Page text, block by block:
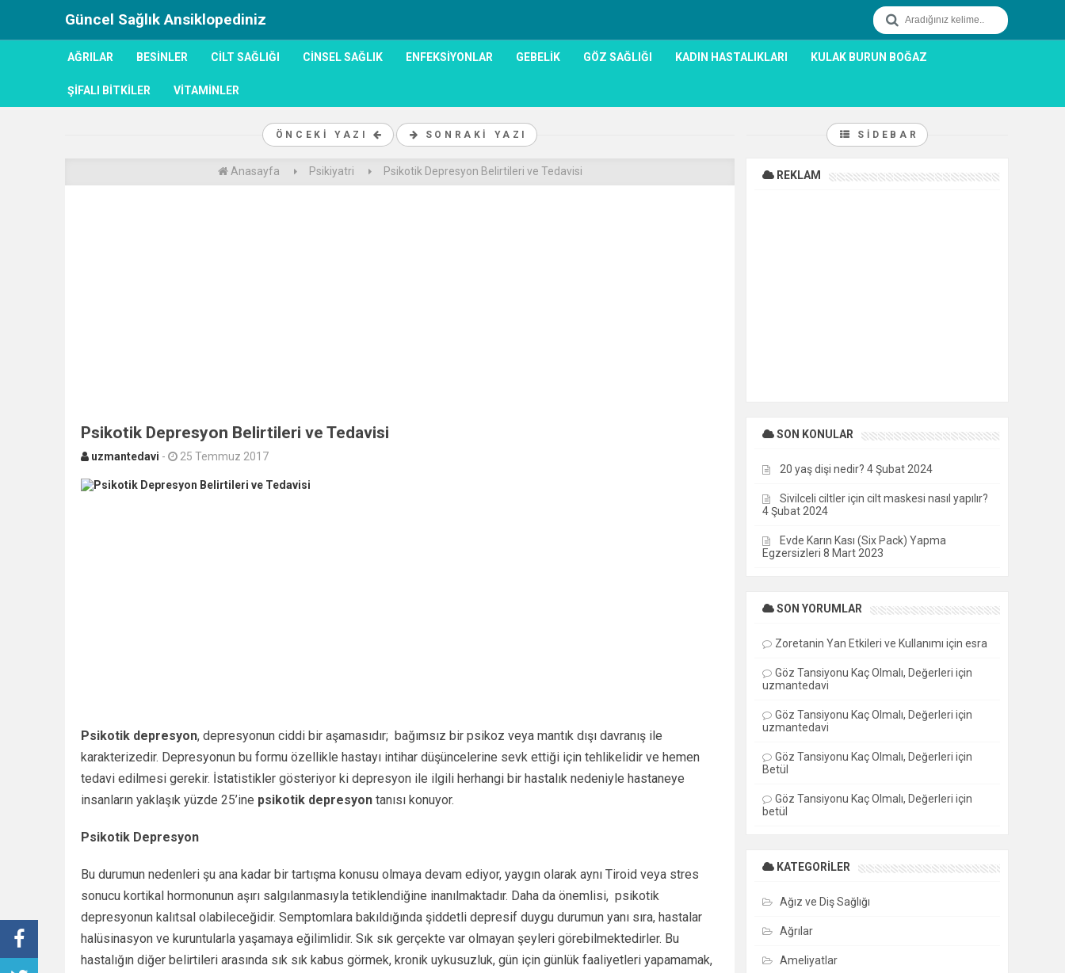
Güncel Sağlık Ansiklopediniz
AĞRILAR BESINLER CILT SAĞLIĞI CINSEL SAĞLIK ENFEKSIYONLAR GEBELIK GÖZ SAĞLIĞI KADIN HASTALIKLARI KULAK BURUN BOĞAZ
ŞIFALI BITKILER VITAMINLER
ÖNCEKI YAZI SONRAKI YAZI
Anasayfa Psikiyatri Psikotik Depresyon Belirtileri ve Tedavisi
Psikotik Depresyon Belirtileri ve Tedavisi
uzmantedavi - 25 Temmuz 2017
Psikotik depresyon, depresyonun ciddi bir aşamasıdır; bağımsız bir psikoz veya mantık dışı davranış ile
karakterizedir. Depresyonun bu formu özellikle hastayı intihar düşüncelerine sevk ettiği için tehlikelidir ve hemen
tedavi edilmesi gerekir. İstatistikler gösteriyor ki depresyon ile ilgili herhangi bir hastalık nedeniyle hastaneye
insanların yaklaşık yüzde 25’ine psikotik depresyon tanısı konuyor.
Psikotik Depresyon
Bu durumun nedenleri şu ana kadar bir tartışma konusu olmaya devam ediyor, yaygın olarak aynı Tiroid veya stres
sonucu kortikal hormonunun aşırı salgılanmasıyla tetiklendiğine inanılmaktadır. Daha da önemlisi, psikotik
depresyonun kalıtsal olabileceğidir. Semptomlara bakıldığında şiddetli depresif duygu durumun yanı sıra, hastalar
halüsinasyon ve kuruntularla yaşamaya eğilimlidir. Sık sık gerçekte var olmayan şeyleri görebilmektedirler. Bu
hastalığın diğer belirtileri arasında sık sık kabus görmek, kronik uykusuzluk, gün için günlük faaliyetleri yapamamak,
SIDEBAR
REKLAM
SON KONULAR
20 yaş dişi nedir? 4 Şubat 2024
Sivilceli ciltler için cilt maskesi nasıl yapılır?
4 Şubat 2024
Evde Karın Kası (Six Pack) Yapma
Egzersizleri 8 Mart 2023
SON YORUMLAR
Zoretanin Yan Etkileri ve Kullanımı için esra
Göz Tansiyonu Kaç Olmalı, Değerleri için
uzmantedavi
Göz Tansiyonu Kaç Olmalı, Değerleri için
uzmantedavi
Göz Tansiyonu Kaç Olmalı, Değerleri için
Betül
Göz Tansiyonu Kaç Olmalı, Değerleri için
betül
KATEGORILER
Ağız ve Diş Sağlığı
Ağrılar
Ameliyatlar